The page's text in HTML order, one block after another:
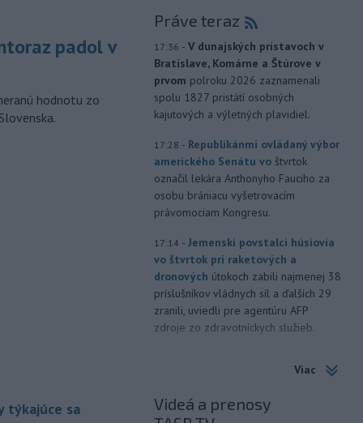
padol v
hodnotu zo
týkajúce sa
Práve teraz
17:36 - V dunajských prístavoch v
Bratislave, Komárne a Štúrove v
prvom polroku 2026 zaznamenali
spolu 1827 pristátí osobných
kajutových a výletných plavidiel.
17:28 - Republikánmi ovládaný výbor
amerického Senátu vo štvrtok
označil lekára Anthonyho Fauciho za
osobu brániacu vyšetrovacím
právomociam Kongresu.
17:14 - Jemenskí povstalci húsíovia
vo štvrtok pri raketových a
dronových útokoch zabili najmenej 38
príslušníkov vládnych síl a ďalších 29
zranili, uviedli pre agentúru AFP
zdroje zo zdravotníckych služieb.
monitoruje situáciu a posudzuje
vládnych uznesení k zonáciám
Viac
Videá a prenosy